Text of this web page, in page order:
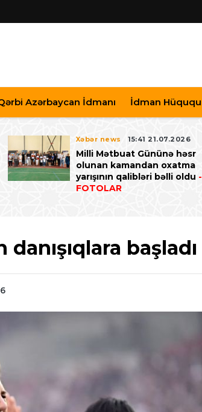
Azərbaycan İdmanı İdman Hüququ
Xəbər news 15:41 21.07.2026
Milli Mətbuat Gününə həsr
olunan kamandan oxatma
yarışının qalibləri bəlli oldu -
FOTOLAR
başladı